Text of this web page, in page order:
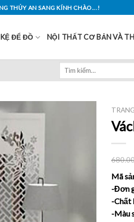
THỦY AN SANG KÍNH CHÀO...!
KỆ ĐỂ ĐỒ NỘI THẤT CƠ BẢN VÀ
Tìm
Mã
-Đơn
-Chất
-Màu